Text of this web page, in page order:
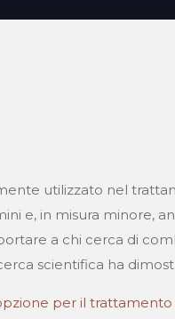
utilizzato nel
e, in misura minore,
a chi cerca di
scientifica ha
per il